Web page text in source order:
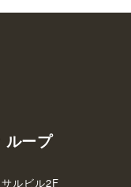
。又途中退会を
の場合でもレッス
ち入りができませ
ループ
ルビル2F